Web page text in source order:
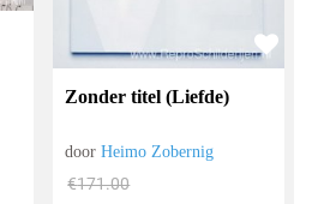
Zonder titel (Liefde)
doorHeimo Zobernig
€171.00